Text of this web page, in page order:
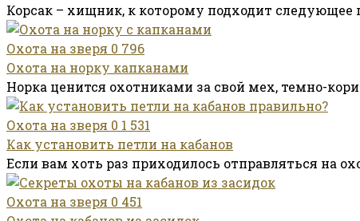
Корсак – хищник, к которому подходит
Охота на зверя 0 796
Охота на норку капканами
Норка ценится охотниками за свой мех, темно-
Охота на зверя 0 1 531
Как установить петли на кабанов
Если вам хоть раз приходилось отправляться на
Охота на зверя 0 451